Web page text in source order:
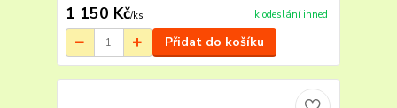
1 150 Kč/ks k odeslání ihned
Přidat do košíku